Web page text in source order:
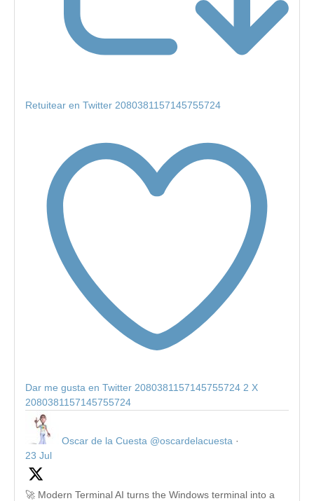
Retuitear en Twitter 2080381157145755724
Dar me gusta en Twitter 2080381157145755724 2 X
2080381157145755724
Oscar de la Cuesta @oscardelacuesta ·
23 Jul
🚀 Modern Terminal AI turns the Windows terminal into a